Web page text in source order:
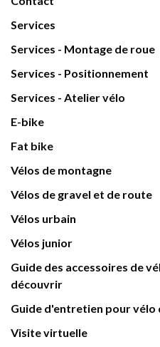
Services
Services - Montage de roue
Services - Positionnement
Services - Atelier vélo
E-bike
Fat bike
Vélos de montagne
Vélos de gravel et de route
Vélos urbain
Vélos junior
Guide des accessoires de
découvrir
Guide d'entretien pour vélo
Visite virtuelle